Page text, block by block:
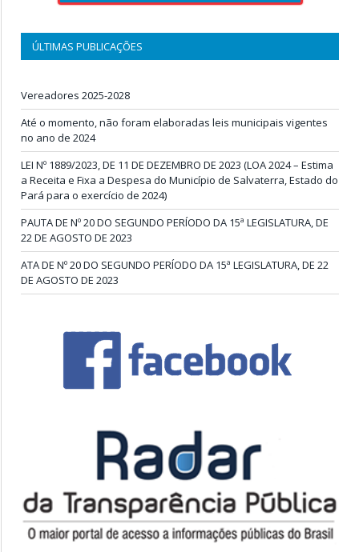
ÚLTIMAS PUBLICAÇÕES
Vereadores 2025-2028
Até o momento, não foram elaboradas leis municipais vigentes
no ano de 2024
LEI Nº 1889/2023, DE 11 DE DEZEMBRO DE 2023 (LOA 2024 – Estima
a Receita e Fixa a Despesa do Município de Salvaterra, Estado do
Pará para o exercício de 2024)
PAUTA DE Nº 20 DO SEGUNDO PERÍODO DA 15ª LEGISLATURA, DE
22 DE AGOSTO DE 2023
ATA DE Nº 20 DO SEGUNDO PERÍODO DA 15ª LEGISLATURA, DE 22
DE AGOSTO DE 2023